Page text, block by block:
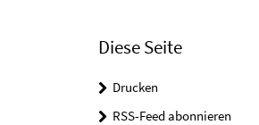
Diese Seite
Drucken
RSS-Feed abonnieren